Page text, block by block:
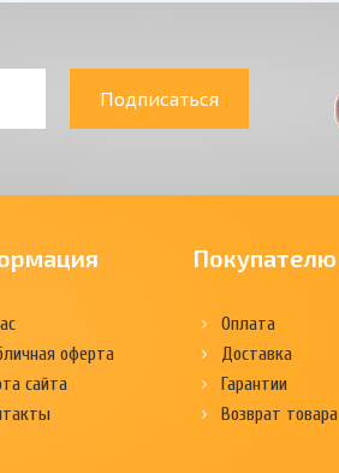
Подписаться
оферта
сайта
Покупателю
Оплата
Доставка
Гарантии
Возврат товара